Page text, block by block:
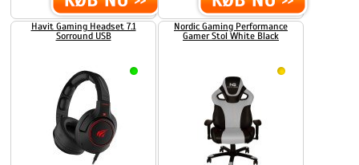
Havit Gaming Headset 7.1
Sorround USB
Nordic Gaming Performance
Gamer Stol White Black